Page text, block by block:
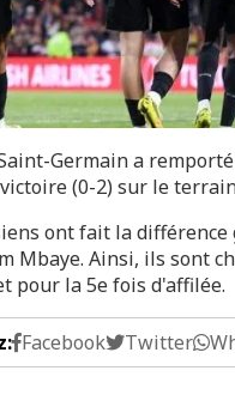
Germain a
(0-2) sur le terrain
ont fait la différence
Mbaye. Ainsi, ils sont
pour la 5e fois d'affilée.
Facebook Twitter